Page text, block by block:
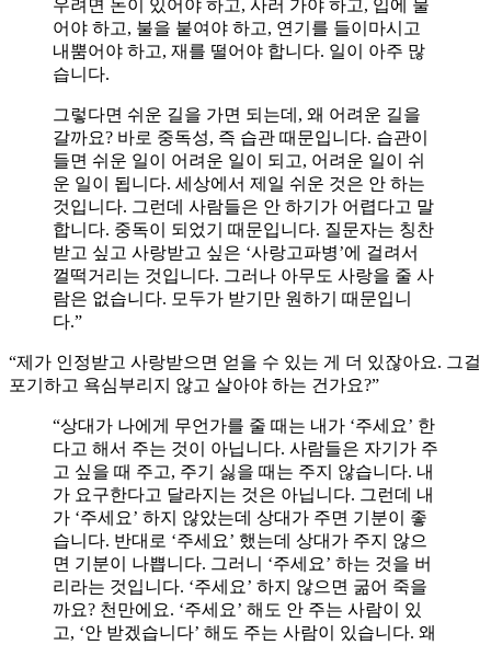
우려면 돈이 있어야 하고, 사러 가야 하고, 입에 물
어야 하고, 불을 붙여야 하고, 연기를 들이마시고
내뿜어야 하고, 재를 떨어야 합니다. 일이 아주 많
습니다.
그렇다면 쉬운 길을 가면 되는데, 왜 어려운 길을
갈까요? 바로 중독성, 즉 습관 때문입니다. 습관이
들면 쉬운 일이 어려운 일이 되고, 어려운 일이 쉬
운 일이 됩니다. 세상에서 제일 쉬운 것은 안 하는
것입니다. 그런데 사람들은 안 하기가 어렵다고 말
합니다. 중독이 되었기 때문입니다. 질문자는 칭찬
받고 싶고 사랑받고 싶은 ‘사랑고파병’에 걸려서
껄떡거리는 것입니다. 그러나 아무도 사랑을 줄 사
람은 없습니다. 모두가 받기만 원하기 때문입니
다.”
“제가 인정받고 사랑받으면 얻을 수 있는 게 더 있잖아요. 그걸
포기하고 욕심부리지 않고 살아야 하는 건가요?”
“상대가 나에게 무언가를 줄 때는 내가 ‘주세요’ 한
다고 해서 주는 것이 아닙니다. 사람들은 자기가 주
고 싶을 때 주고, 주기 싫을 때는 주지 않습니다. 내
가 요구한다고 달라지는 것은 아닙니다. 그런데 내
가 ‘주세요’ 하지 않았는데 상대가 주면 기분이 좋
습니다. 반대로 ‘주세요’ 했는데 상대가 주지 않으
면 기분이 나쁩니다. 그러니 ‘주세요’ 하는 것을 버
리라는 것입니다. ‘주세요’ 하지 않으면 굶어 죽을
까요? 천만에요. ‘주세요’ 해도 안 주는 사람이 있
고, ‘안 받겠습니다’ 해도 주는 사람이 있습니다. 왜